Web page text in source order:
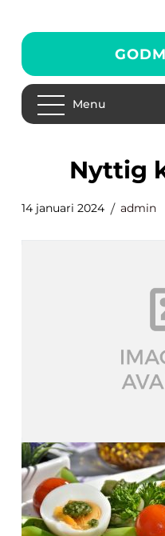
Menu
nyttig
14 januari 2024 admin